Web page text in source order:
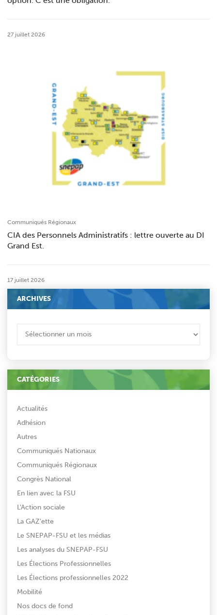
27 juillet 2026
Communiqués Régionaux
CIA des Personnels Administratifs : lettre ouverte au DI
Grand Est.
17 juillet 2026
ARCHIVES
CATÉGORIES
Actualités
Adhésion
Autres
Communiqués Nationaux
Communiqués Régionaux
Congrès National
En lien avec la FSU
L'Action sociale
La GAZ'ette
Le SNEPAP-FSU et les médias
Les analyses du SNEPAP-FSU
Les Élections Professionnelles
Les Élections professionnelles 2022
Mobilité
Nos docs de fond